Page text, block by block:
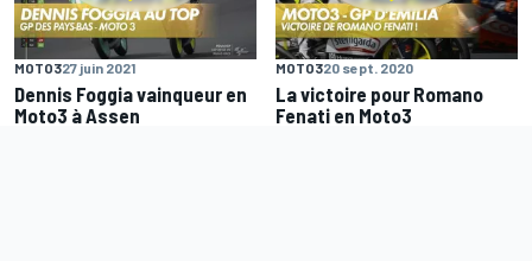
MOTO327 juin 2021
Dennis Foggia vainqueur en
Moto3 à Assen
MOTO320 sept. 2020
La victoire pour Romano
Fenati en Moto3